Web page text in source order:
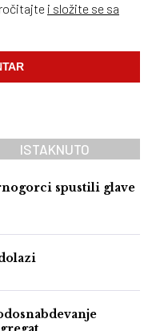
i složite se sa
ISTAKNUTO
spustili glave